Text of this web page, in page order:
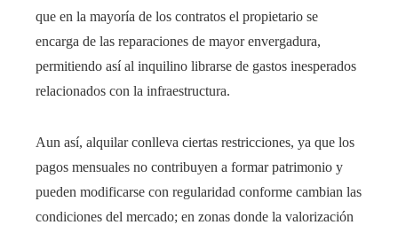
que en la mayoría de los contratos el propietario se
encarga de las reparaciones de mayor envergadura,
permitiendo así al inquilino librarse de gastos inesperados
relacionados con la infraestructura.
Aun así, alquilar conlleva ciertas restricciones, ya que los
pagos mensuales no contribuyen a formar patrimonio y
pueden modificarse con regularidad conforme cambian las
condiciones del mercado; en zonas donde la valorización